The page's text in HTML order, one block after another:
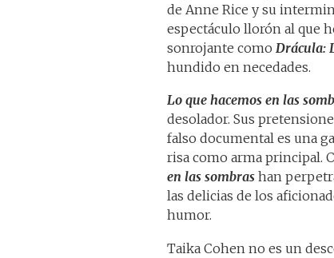
de Anne Rice y su
espectáculo llorón al que
sonrojante como Drácula:
hundido en necedades.
Lo que hacemos en las
desolador. Sus
falso documental es una
risa como arma principal.
en las sombras han
las delicias de los
humor.
Taika Cohen no es un